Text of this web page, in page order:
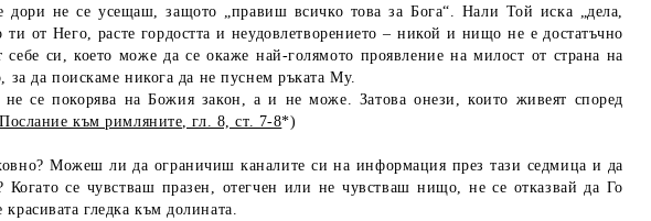
не се усещаш, защото „правиш всичко това за Бога“. Нали Той иска „дела,
ти от Него, расте гордостта и неудовлетворението – никой и нищо не е достатъчно
си, което може да се окаже най-голямото проявление на милост от страна на
да поискаме никога да не пуснем ръката Му.
не се покорява на Божия закон, а и не може. Затова онези, които живеят според
Послание към римляните, гл. 8, ст. 7-8*)
Можеш ли да ограничиш каналите си на информация през тази седмица и да
се чувстваш празен, отегчен или не чувстваш нищо, не се отказвай да Го
гледка към долината.